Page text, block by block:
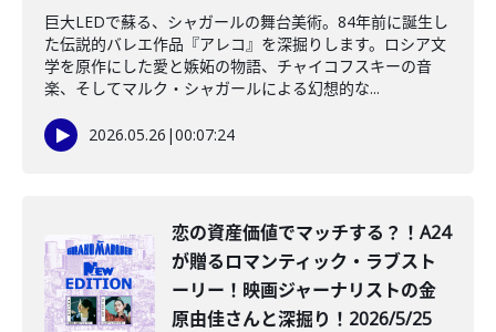
巨大LEDで蘇る、シャガールの舞台美術。84年前に誕生し
た伝説的バレエ作品『アレコ』を深掘りします。ロシア文
学を原作にした愛と嫉妬の物語、チャイコフスキーの音
楽、そしてマルク・シャガールによる幻想的な...
2026.05.26 |00:07:24
️恋の資産価値でマッチする？！A24
が贈るロマンティック・ラブスト
ーリー！映画ジャーナリストの金
原由佳さんと深掘り！2026/5/25